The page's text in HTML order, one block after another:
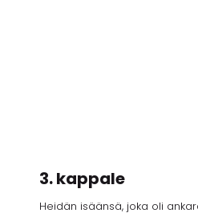
3. kappale
Heidän isäänsä, joka oli